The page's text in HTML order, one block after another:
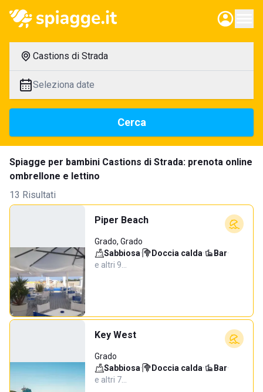
Castions di Strada
Seleziona date
Cerca
Spiagge per bambini Castions di Strada: prenota online
ombrellone e lettino
13 Risultati
Piper Beach
Grado, Grado
Sabbiosa· Doccia calda· Bar·
e altri 9…
Key West
Grado
Sabbiosa· Doccia calda· Bar·
e altri 7…